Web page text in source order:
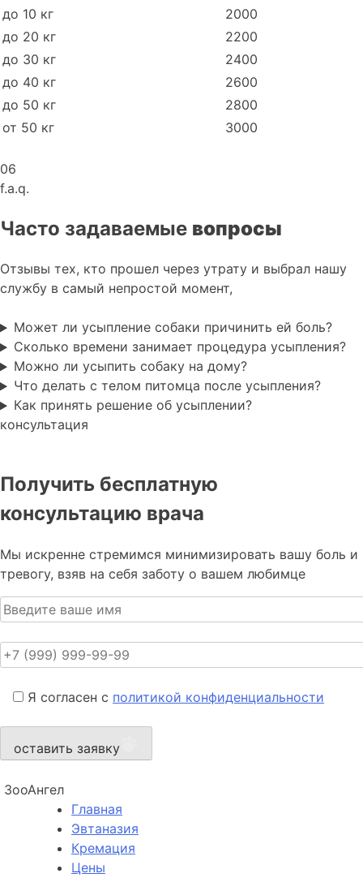
до 10 кг
2000
до 20 кг
2200
до 30 кг
2400
до 40 кг
2600
до 50 кг
2800
от 50 кг
3000
06
f.a.q.
Часто задаваемые вопросы
Отзывы тех, кто прошел через утрату и выбрал нашу
службу в самый непростой момент,
Может ли усыпление собаки причинить ей боль?
Сколько времени занимает процедура усыпления?
Можно ли усыпить собаку на дому?
Что делать с телом питомца после усыпления?
Как принять решение об усыплении?
консультация
Получить бесплатную
консультацию врача
Мы искренне стремимся минимизировать вашу боль и
тревогу, взяв на себя заботу о вашем любимце
Я согласен с политикой конфиденциальности
оставить заявку
ЗооАнгел
Главная
Эвтаназия
Кремация
Цены